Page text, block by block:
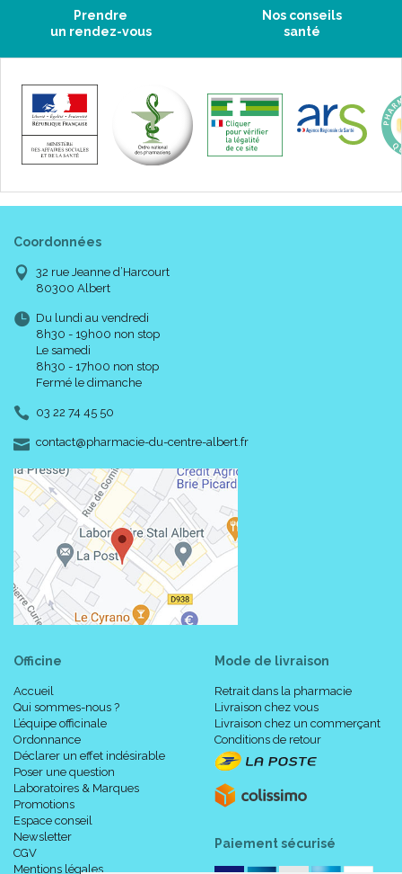
Prendre
un rendez-vous
Nos conseils
santé
Coordonnées
32 rue Jeanne d’Harcourt
80300 Albert
Du lundi au vendredi
8h30 - 19h00 non stop
Le samedi
8h30 - 17h00 non stop
Fermé le dimanche
03 22 74 45 50
contact-
@-
pharmacie-du-centre-albert.fr
Officine
Accueil
Qui sommes-nous ?
L’équipe officinale
Ordonnance
Déclarer un effet indésirable
Poser une question
Laboratoires & Marques
Promotions
Espace conseil
Newsletter
CGV
Mentions légales
Mode de livraison
Retrait dans la pharmacie
Livraison chez vous
Livraison chez un commerçant
Conditions de retour
Paiement sécurisé